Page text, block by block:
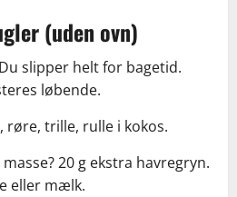
(uden ovn)
Du slipper helt for bagetid.
løbende.
røre, trille, rulle i kokos.
20 g ekstra havregryn.
eller mælk.